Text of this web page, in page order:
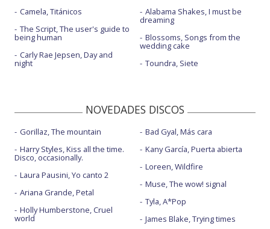
Camela, Titánicos
The Script, The user's guide to
being human
Carly Rae Jepsen, Day and
night
Alabama Shakes, I must be
dreaming
Blossoms, Songs from the
wedding cake
Toundra, Siete
NOVEDADES DISCOS
Gorillaz, The mountain
Harry Styles, Kiss all the time.
Disco, occasionally.
Laura Pausini, Yo canto 2
Ariana Grande, Petal
Holly Humberstone, Cruel
world
Bad Gyal, Más cara
Kany García, Puerta abierta
Loreen, Wildfire
Muse, The wow! signal
Tyla, A*Pop
James Blake, Trying times